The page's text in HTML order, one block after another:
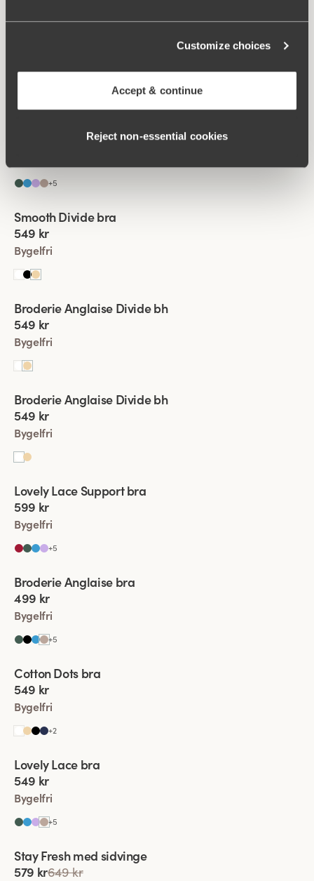
Customize choices
Accept & continue
Reject non‑essential cookies
Viewing image 1 of 4
+5
Komfortaxelband Ny färg
Smooth Divide bra
549 kr
Bygelfri
Ny produkt
Broderie Anglaise Divide bh
549 kr
Bygelfri
Ny produkt
Broderie Anglaise Divide bh
549 kr
Bygelfri
Ny färg
Lovely Lace Support bra
599 kr
Bygelfri
+5
Ny färg
Broderie Anglaise bra
499 kr
Bygelfri
+5
Ny färg
Cotton Dots bra
549 kr
Bygelfri
+2
Komfortaxelband
Lovely Lace bra
549 kr
Bygelfri
+5
Extra bred rygg
Stay Fresh med sidvinge
579 kr649 kr